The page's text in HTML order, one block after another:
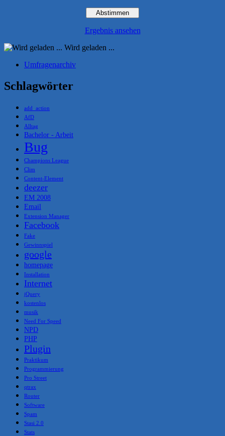
Ergebnis ansehen
Wird geladen ...
Umfragenarchiv
Schlagwörter
add_action
AfD
Alltag
Bachelor - Arbeit
Bug
Champions League
Clim
Content-Element
deezer
EM 2008
Email
Extension Manager
Facebook
Fake
Gewinnspiel
google
homepage
Installation
Internet
jQuery
kostenlos
musik
Need For Speed
NPD
PHP
Plugin
Praktikum
Programmierung
Pro Street
qtrax
Router
Software
Spam
Stasi 2.0
Stats